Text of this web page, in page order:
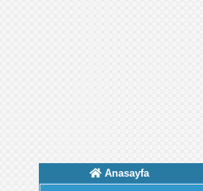
Anasayfa